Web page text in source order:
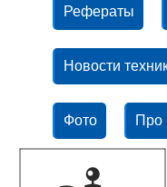
Рефераты
Новости
Фото Про